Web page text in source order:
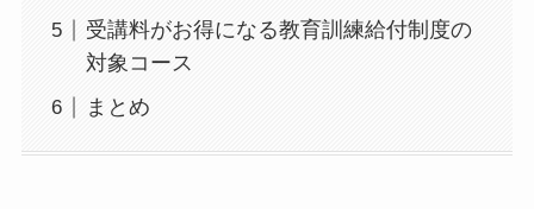
受講料がお得になる教育訓練給付制度の
対象コース
まとめ